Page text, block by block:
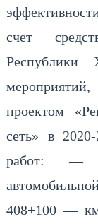
счет
Республики
проектом
сеть» в
работ: —
408+100 —